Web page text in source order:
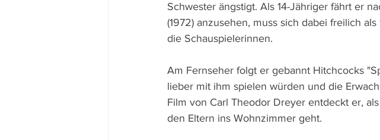
Schwester ängstigt. Als 14-Jähriger fährt er
(1972) anzusehen, muss sich dabei freilich
die Schauspielerinnen.
Am Fernseher folgt er gebannt Hitchcocks
lieber mit ihm spielen würden und die
Film von Carl Theodor Dreyer entdeckt er,
den Eltern ins Wohnzimmer geht.